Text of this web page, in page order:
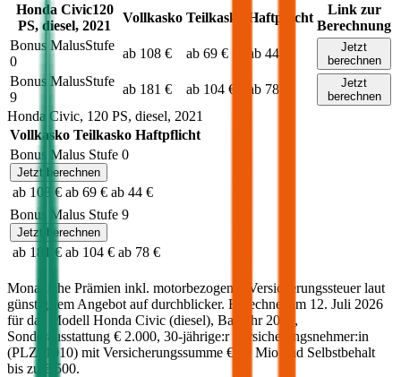
Honda Civic120
PS, diesel, 2021
Vollkasko Teilkasko Haftpflicht
Link zur
Berechnung
Bonus MalusStufe
0
ab 108 € ab 69 € ab 44 €
Jetzt
berechnen
Bonus MalusStufe
9
ab 181 € ab 104 € ab 78 €
Jetzt
berechnen
Honda Civic, 120 PS, diesel, 2021
Vollkasko Teilkasko Haftpflicht
Bonus Malus Stufe 0
Jetzt berechnen
ab 108 € ab 69 € ab 44 €
Bonus Malus Stufe 9
Jetzt berechnen
ab 181 € ab 104 € ab 78 €
Monatliche Prämien inkl. motorbezogener Versicherungssteuer laut
günstigstem Angebot auf durchblicker. Berechnet am 12. Juli 2026
für das Modell Honda Civic (diesel), Baujahr 2021 ,
Sonderausstattung € 2.000, 30-jährige:rVersicherungsnehmer:in
(PLZ:
1010) mit Versicherungssumme € 20 Mio und Selbstbehalt
bis zu
€ 500.